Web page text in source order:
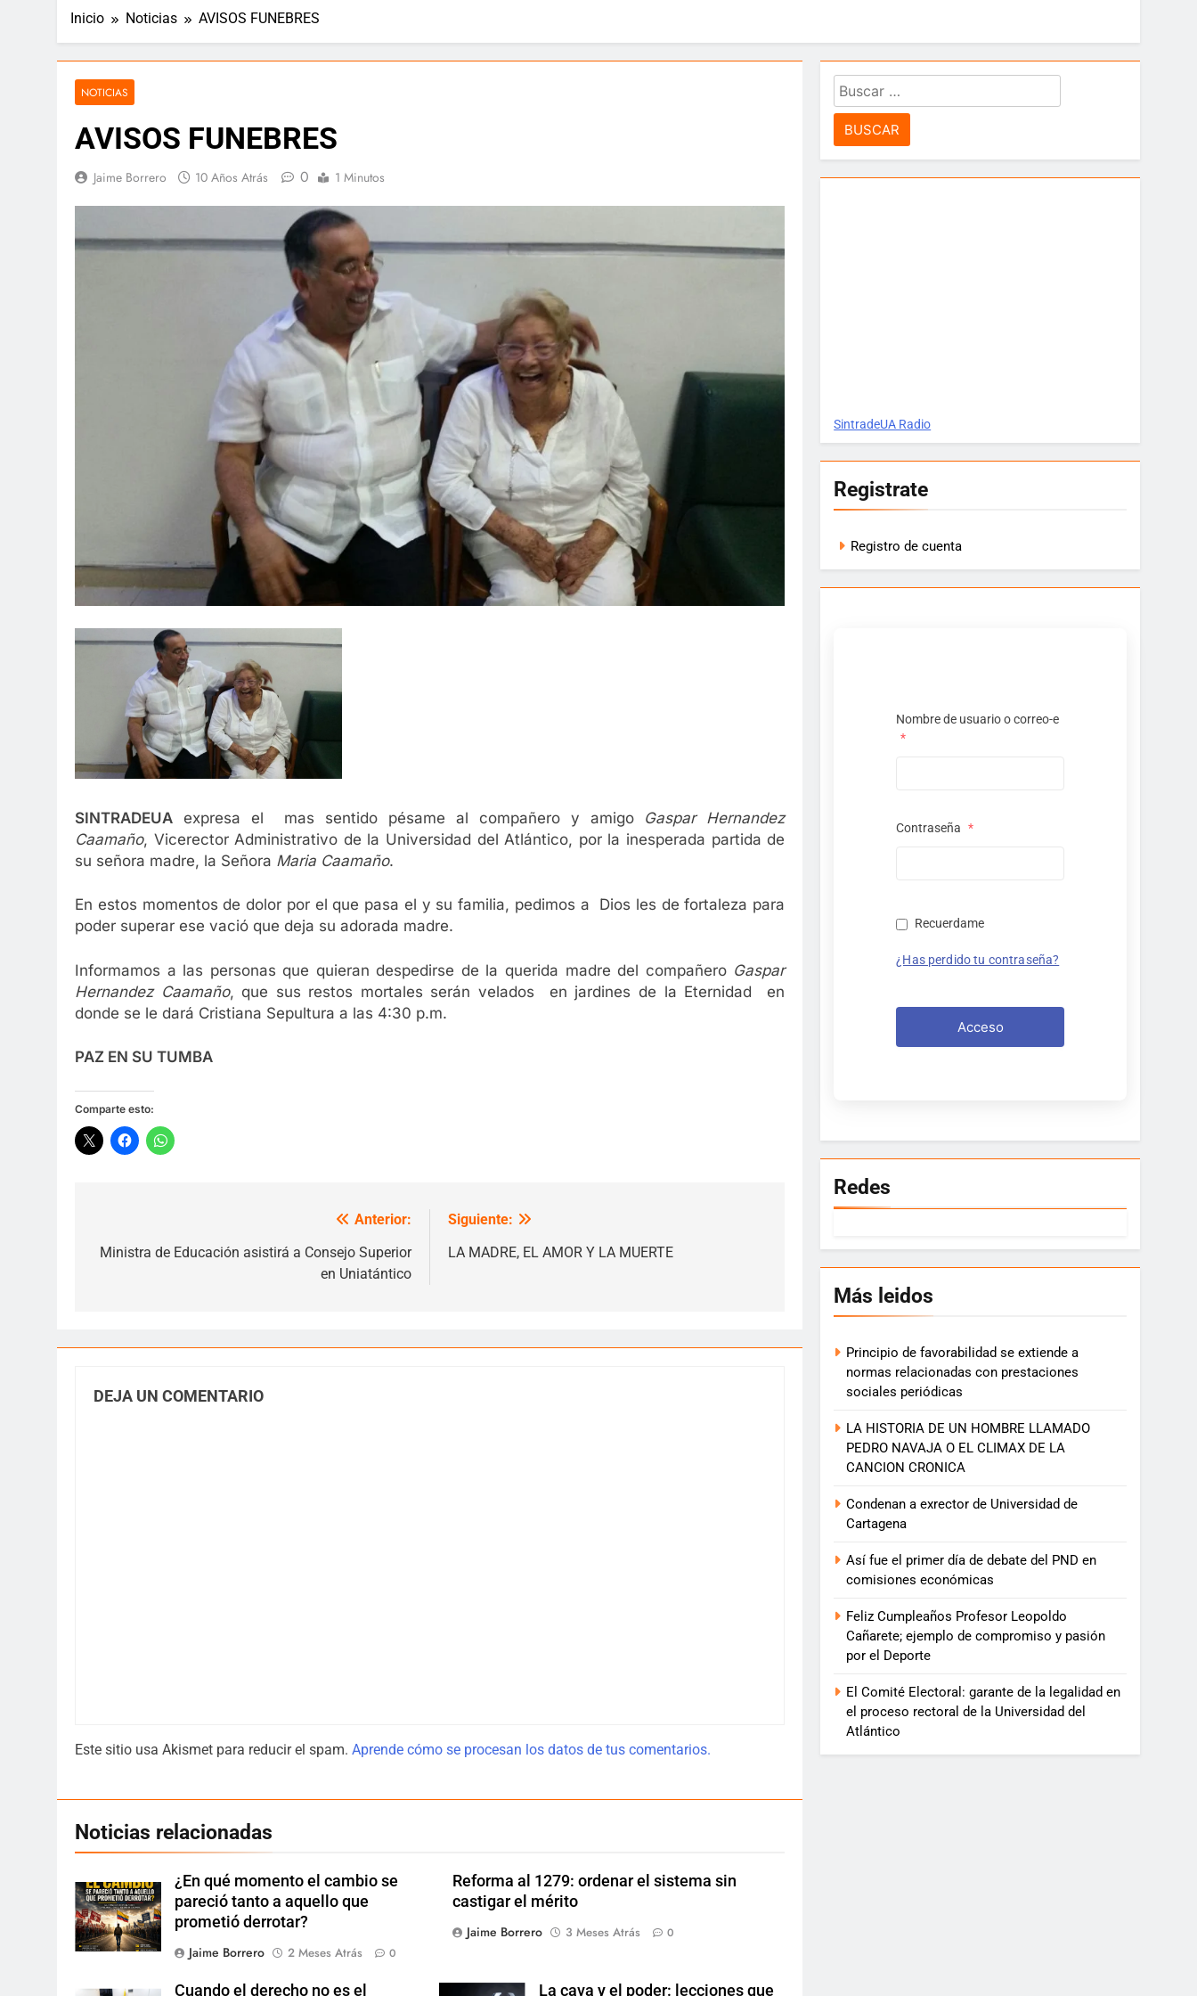
🕊️ Nota de duelo 🕊️“¿Críticas técnicas o ataques electorales? La verdad sobre nuestra universidad”
12 Meses Atrás
📘 Rectoría en juego – Entrega II De la política al campus: el salto vacío de Leyton Barrios
12 Meses Atrás
Cuando la lealtad se pone a prueba: reflexiones sobre coherencia y unidad institucional
12 Meses Atrás
Pacto por la Excelencia: la Universidad del Atlántico necesita continuidad
12 Meses Atrás
🎉 Hoy celebramos la vida de un grande: Luis Carlos “El Pocho” Rodríguez 🎉
1 Año Atrás
Celebrando a Alex Sandoval: Un aliado incansable en la salud y la amistad
1 Año Atrás
Inicio Noticias AVISOS FUNEBRES
NOTICIAS
AVISOS FUNEBRES
Jaime Borrero 10 Años Atrás 0 1 Minutos
SINTRADEUA expresa el mas sentido pésame al compañero y amigo Gaspar Hernandez
Caamaño, Vicerector Administrativo de la Universidad del Atlántico, por la inesperada partida de
su señora madre, la Señora Maria Caamaño.
En estos momentos de dolor por el que pasa el y su familia, pedimos a Dios les de fortaleza para
poder superar ese vació que deja su adorada madre.
Informamos a las personas que quieran despedirse de la querida madre del compañeroGaspar
Hernandez Caamaño, que sus restos mortales serán velados en jardines de la Eternidad en
donde se le dará Cristiana Sepultura a las 4:30 p.m.
PAZ EN SU TUMBA
Comparte esto:
de
Anterior:
Ministra de Educación asistirá a Consejo Superior
en Uniatántico
Siguiente:
LA MADRE, EL AMOR Y LA MUERTE
DEJA UN COMENTARIO
Este sitio usa Akismet para reducir el spam. Aprende cómo se procesan los datos de tus comentarios.
Noticias relacionadas
¿En qué momento el cambio se
pareció tanto a aquello que
prometió derrotar?
Jaime Borrero
2 Meses Atrás 0
Reforma al 1279: ordenar el sistema sin
castigar el mérito
Jaime Borrero
3 Meses Atrás 0
Cuando el derecho no es el La cava y el poder: lecciones que
Buscar:
SintradeUA Radio
Registrate
Registro de cuenta
Nombre de usuario o correo-e
*
Contraseña *
Recuerdame
¿Has perdido tu contraseña?
Acceso
Redes
Más leidos
Principio de favorabilidad se extiende a
normas relacionadas con prestaciones
sociales periódicas
LA HISTORIA DE UN HOMBRE LLAMADO
PEDRO NAVAJA O EL CLIMAX DE LA
CANCION CRONICA
Condenan a exrector de Universidad de
Cartagena
Así fue el primer día de debate del PND en
comisiones económicas
Feliz Cumpleaños Profesor Leopoldo
Cañarete; ejemplo de compromiso y pasión
por el Deporte
El Comité Electoral: garante de la legalidad en
el proceso rectoral de la Universidad del
Atlántico